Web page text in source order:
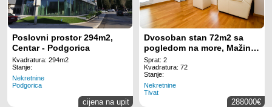
Poslovni prostor 294m2,
Centar - Podgorica
Kvadratura: 294m2
Stanje:
Nekretnine
Podgorica
cijena na upit
Dvosoban stan 72m2 sa
pogledom na more, Mažina
- Tivat
Sprat: 2
Kvadratura: 72
Stanje:
Nekretnine
Tivat
288000€